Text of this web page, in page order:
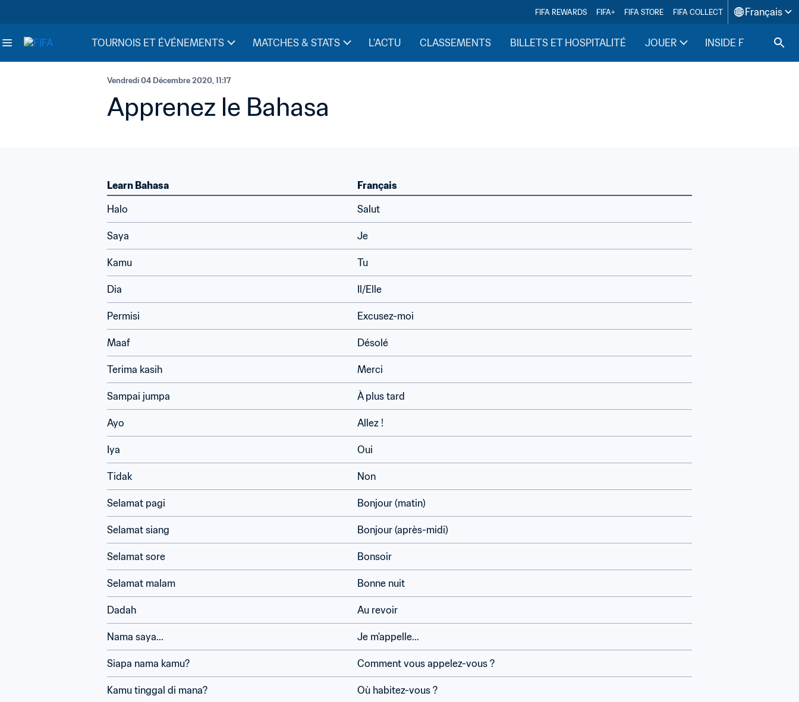
FIFA REWARDS FIFA+ FIFA STORE FIFA COLLECT Français
TOURNOIS ET ÉVÉNEMENTS MATCHES & STATS L'ACTU CLASSEMENTS BILLETS ET HOSPITALITÉ JOUER INSIDE FIFA
Vendredi 04 Décembre 2020, 11:17
Apprenez le Bahasa
Learn Bahasa
Français
Halo
Salut
Saya Je
Kamu Tu
Dia Il/Elle
Permisi Excusez-moi
Maaf Désolé
Terima kasih Merci
Sampai jumpa À plus tard
Ayo Allez !
Iya Oui
Tidak Non
Selamat pagi Bonjour (matin)
Bonjour (après-midi)
Selamat sore Bonsoir
Selamat malam Bonne nuit
Dadah Au revoir
Nama saya... Je m'appelle...
Siapa nama kamu? Comment vous appelez-vous ?
Kamu tinggal di mana? Où habitez-vous ?